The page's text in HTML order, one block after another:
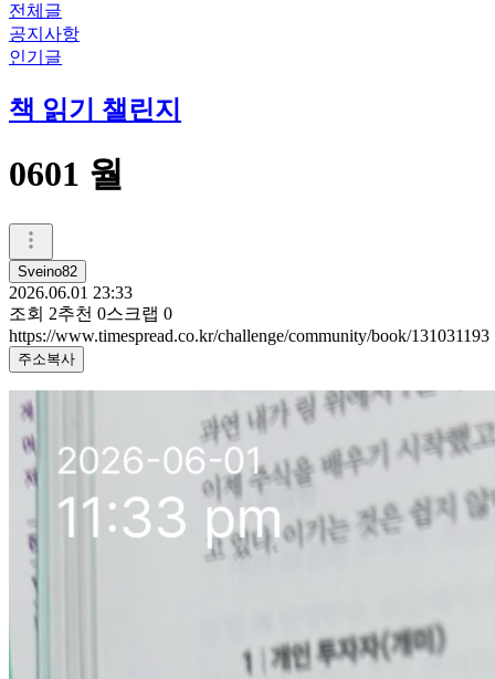
전체글
공지사항
인기글
책 읽기 챌린지
0601 월
Sveino82
2026.06.01 23:33
조회 2추천 0스크랩 0
https://www.timespread.co.kr/challenge/community/book/131031193
주소복사